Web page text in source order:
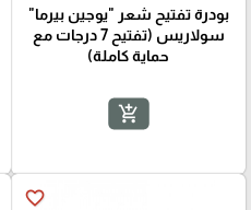
بودرة تفتيح شعر "يوجين بيرما"
سولاريس (تفتيح 7 درجات مع
حماية كاملة)
add_shopping_cart
favorite_border